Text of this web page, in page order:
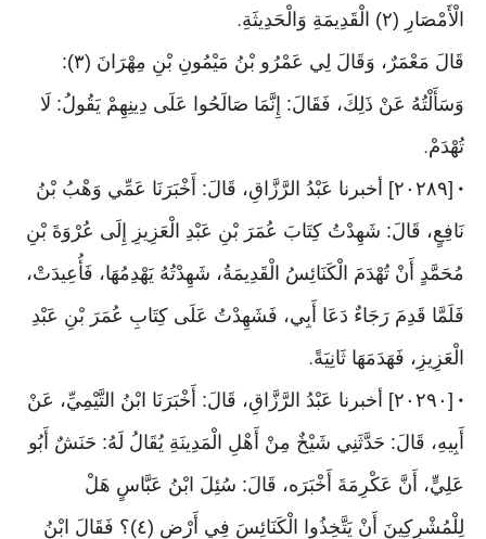
الْأَمْصَارِ (٢) الْقَدِيمَةِ وَالْحَدِيثَةِ
.
قَالَ مَعْمَرٌ، وَقَالَ لِي عَمْرُو بْنُ مَيْمُونِ بْنِ مِهْرَانَ (٣):
وَسَأَلْتُهُ عَنْ ذَلِكَ، فَقَالَ: إِنَّمَا صَالَحُوا عَلَى دِينِهِمْ يَقُولُ: لَا
تُهْدَمْ.
•
[٢٠٢٨٩] أخبرنا عَبْدُ الرَّزَّاقِ، قَالَ: أَخْبَرَنَا عَمِّي وَهْبُ بْنُ
نَافِعٍ، قَالَ: شَهِدْتُ كِتَابَ عُمَرَ بْنِ عَبْدِ الْعَزِيزِ إِلَى عُرْوَةَ بْنِ
مُحَمَّدٍ أَنْ تُهْدَمَ الْكَنَائِسُ الْقَدِيمَةُ، شَهِدْتُهُ يَهْدِمُهَا، فَأُعِيدَتْ،
فَلَمَّا قَدِمَ رَجَاءٌ دَعَا أَبِي، فَشَهِدْتُ عَلَى كِتَابِ عُمَرَ بْنِ عَبْدِ
الْعَزِيزِ، فَهَدَمَهَا ثَانِيَةً.
•
[٢٠٢٩٠] أخبرنا عَبْدُ الرَّزَّاقِ، قَالَ: أَخْبَرَنَا ابْنُ التَّيْمِيِّ، عَنْ
أَبِيهِ، قَالَ: حَدَّثَنِي شَيْخٌ مِنْ أَهْلِ الْمَدِينَةِ يُقَالُ لَهُ: حَنَشٌ أَبُو
عَلِيٍّ، أَنَّ عَكْرِمَةَ أَخْبَرَه، قَالَ: سُئِلَ ابْنُ عَبَّاسٍ هَلْ
لِلْمُشْرِكِينَ أَنْ يَتَّخِذُوا الْكَنَائِسَ فِي أَرْضٍ (٤)؟ فَقَالَ ابْنُ